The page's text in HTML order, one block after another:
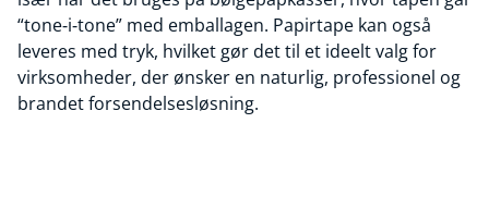
“tone‑i‑tone” med emballagen. Papirtape kan også
leveres med tryk, hvilket gør det til et ideelt valg for
virksomheder, der ønsker en naturlig, professionel og
brandet forsendelsesløsning.